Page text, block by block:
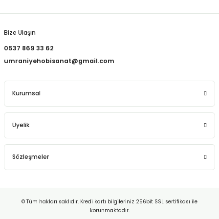
Bize Ulaşın
0537 869 33 62
umraniyehobisanat@gmail.com
Kurumsal
Üyelik
Sözleşmeler
© Tüm hakları saklıdır. Kredi kartı bilgileriniz 256bit SSL sertifikası ile
korunmaktadır.